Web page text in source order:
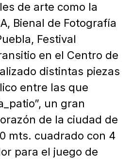
de arte como la
Bienal de Fotografía
Festival
en el Centro de
distintas piezas
entre las que
un gran
de la ciudad de
mts. cuadrado con 4
para el juego de